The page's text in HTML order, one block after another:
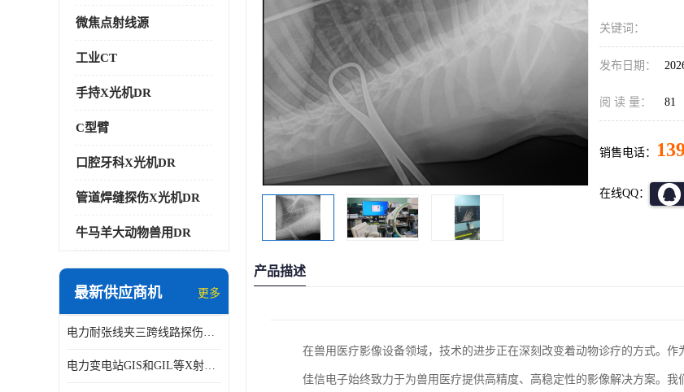
微焦点射线源
工业CT
手持X光机DR
C型臂
口腔牙科X光机DR
管道焊缝探伤X光机DR
牛马羊大动物兽用DR
最新供应商机 更多
电力耐张线夹三跨线路探伤仪X射线机DR成像检测系统
电力变电站GIS和GIL等X射线探伤检测系统
关键词：
发布日期：
阅 读 量： 81
销售电话：
在线QQ：
产品描述
在兽用医疗影像设备领域，技术的进步正在深刻改变着动物诊疗的方式。
佳信电子始终致力于为兽用医疗提供高精度、高稳定性的影像解决方案。